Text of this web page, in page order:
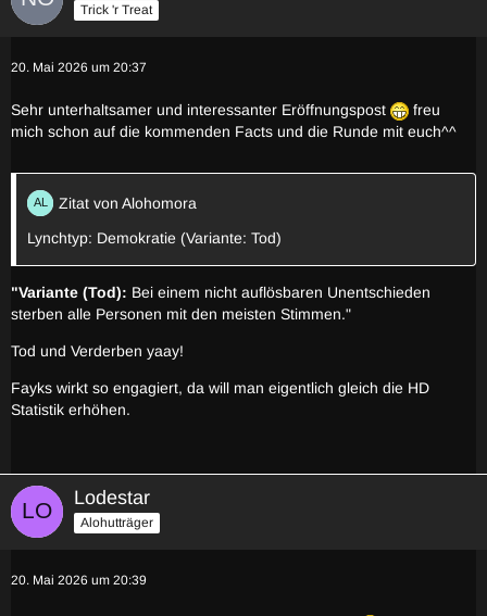
Trick 'r Treat
20. Mai 2026 um 20:37
Sehr unterhaltsamer und interessanter Eröffnungspost
freu
mich schon auf die kommenden Facts und die Runde mit euch^^
Zitat von Alohomora
Lynchtyp: Demokratie (Variante: Tod)
"Variante (Tod): Bei einem nicht auflösbaren Unentschieden
sterben alle Personen mit den meisten Stimmen."
Tod und Verderben yaay!
Fayks wirkt so engagiert, da will man eigentlich gleich die HD
Statistik erhöhen.
Lodestar
Alohutträger
20. Mai 2026 um 20:39